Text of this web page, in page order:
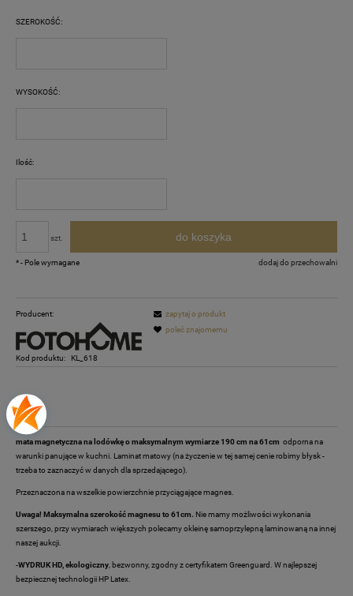
SZEROKOŚĆ:
WYSOKOŚĆ:
Ilość:
szt. do koszyka
dodaj do przechowalni
*- Pole wymagane
Producent:
Kod produktu: KL_618
zapytaj o produkt
poleć znajomemu
Opis
mata magnetyczna na lodówkę o maksymalnym wymiarze 190 cm na 61cm odporna na
warunki panujące w kuchni. Laminat matowy (na życzenie w tej samej cenie robimy błysk -
trzeba to zaznaczyć w danych dla sprzedającego).
Przeznaczona na wszelkie powierzchnie przyciągające magnes.
Uwaga! Maksymalna szerokość magnesu to 61cm. Nie mamy możliwości wykonania
szerszego, przy wymiarach większych polecamy okleinę samoprzylepną laminowaną na innej
naszej aukcji.
-WYDRUK HD, ekologiczny, bezwonny, zgodny z certyfikatem Greenguard. W najlepszej
bezpiecznej technologii HP Latex.